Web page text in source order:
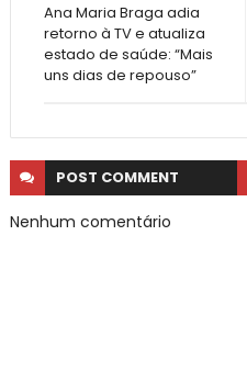
Ana Maria Braga adia
retorno à TV e atualiza
estado de saúde: “Mais
uns dias de repouso”
POST COMMENT
Nenhum comentário